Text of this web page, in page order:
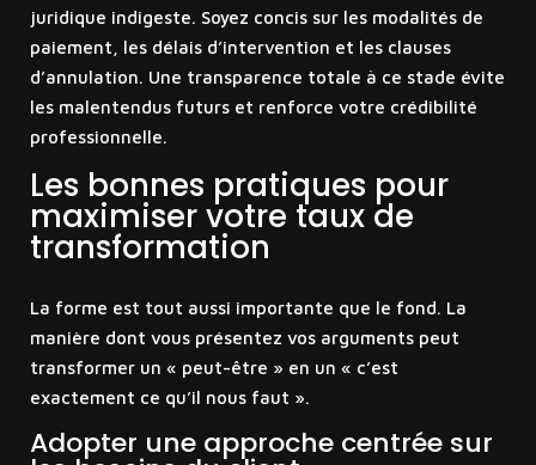
juridique indigeste. Soyez concis sur les modalités de
paiement, les délais d’intervention et les clauses
d’annulation. Une transparence totale à ce stade évite
les malentendus futurs et renforce votre crédibilité
professionnelle.
Les bonnes pratiques pour
maximiser votre taux de
transformation
La forme est tout aussi importante que le fond. La
manière dont vous présentez vos arguments peut
transformer un « peut-être » en un « c’est
exactement ce qu’il nous faut ».
Adopter une approche centrée sur